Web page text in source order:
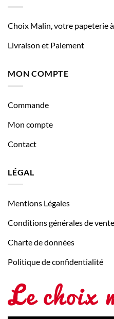
Choix Malin, votre papeterie
Livraison et Paiement
MON COMPTE
Commande
Mon compte
Contact
LÉGAL
Mentions Légales
Conditions générales de vente
Charte de données
Politique de confidentialité